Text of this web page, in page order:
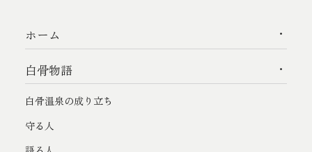
ホーム
白骨物語
白骨温泉の成り立ち
守る人